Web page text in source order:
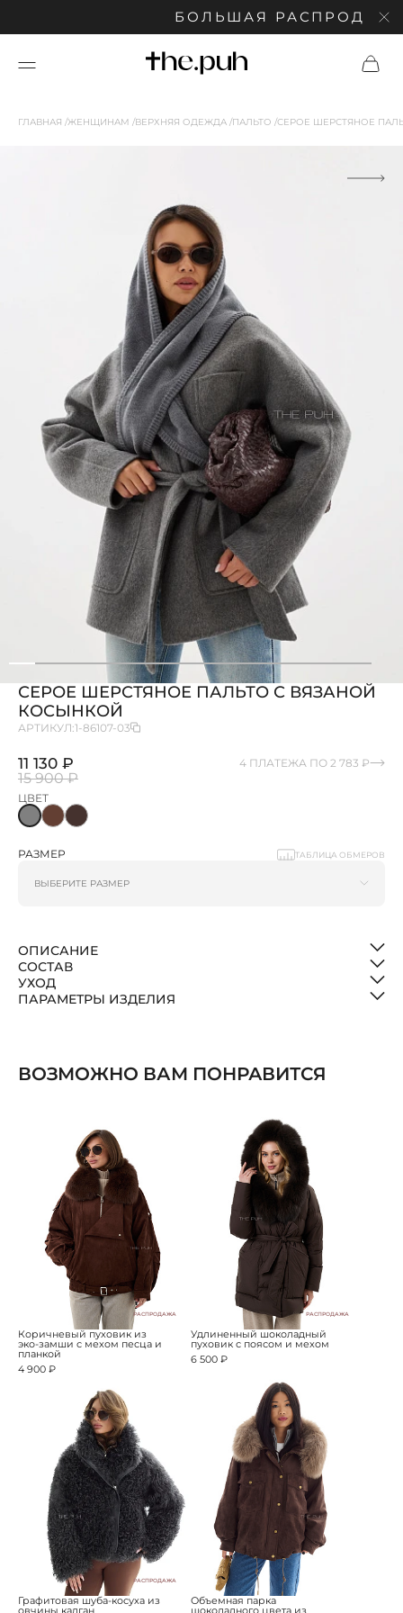
БОЛЬШАЯ РАСПРОДАЖА:
ГЛАВНАЯ ЖЕНЩИНАМ ВЕРХНЯЯ ОДЕЖДА ПАЛЬТО СЕРОЕ ШЕРСТЯНОЕ
СЕРОЕ ШЕРСТЯНОЕ ПАЛЬТО С ВЯЗАНОЙ
КОСЫНКОЙ
АРТИКУЛ:1-86107-03
11 130 ₽
15 900 ₽
4 ПЛАТЕЖА ПО 2 783 ₽
ЦВЕТ
РАЗМЕР ТАБЛИЦА ОБМЕРОВ
ОПИСАНИЕ
СОСТАВ
УХОД
ПАРАМЕТРЫ ИЗДЕЛИЯ
ВОЗМОЖНО ВАМ ПОНРАВИТСЯ
РАСПРОДАЖА
Коричневый пуховик из
эко-замши с мехом песца и
планкой
4 900 ₽
РАСПРОДАЖА
Удлиненный шоколадный
пуховик с поясом и мехом
6 500 ₽
РАСПРОДАЖА
Графитовая шуба-косуха из
овчины калган
Объемная парка
шоколадного цвета из